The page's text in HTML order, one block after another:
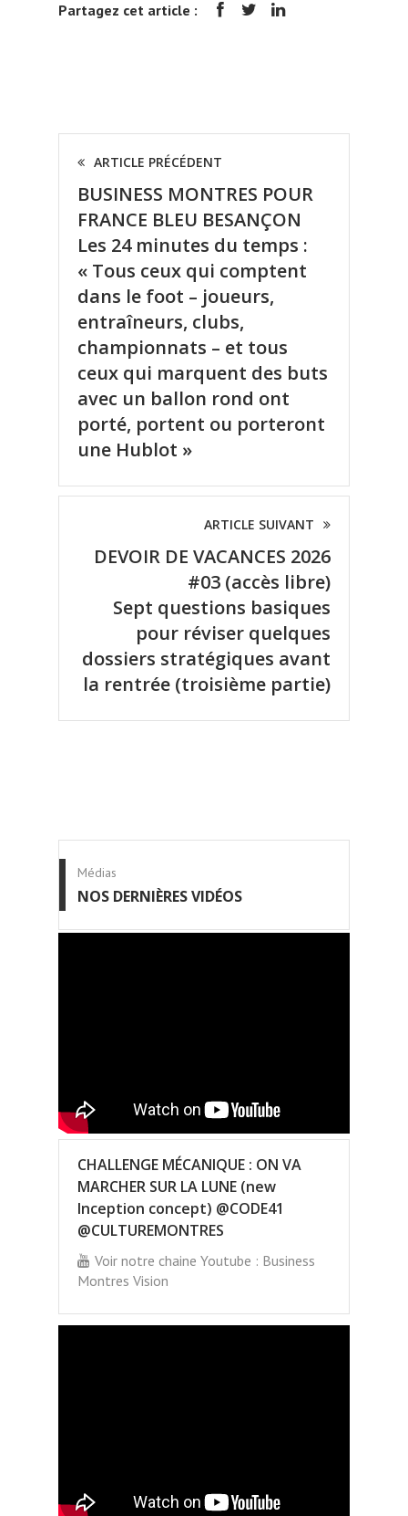
Partagez cet article :
ARTICLE PRÉCÉDENT
BUSINESS MONTRES POUR
FRANCE BLEU BESANÇON
Les 24 minutes du temps :
« Tous ceux qui comptent
dans le foot – joueurs,
entraîneurs, clubs,
championnats – et tous
ceux qui marquent des buts
avec un ballon rond ont
porté, portent ou porteront
une Hublot »
ARTICLE SUIVANT
DEVOIR DE VACANCES 2026
#03 (accès libre)
Sept questions basiques
pour réviser quelques
dossiers stratégiques avant
la rentrée (troisième partie)
Médias
NOS DERNIÈRES VIDÉOS
CHALLENGE MÉCANIQUE : ON VA
MARCHER SUR LA LUNE (new
Inception concept) @CODE41
@CULTUREMONTRES
Voir notre chaine Youtube : Business
Montres Vision